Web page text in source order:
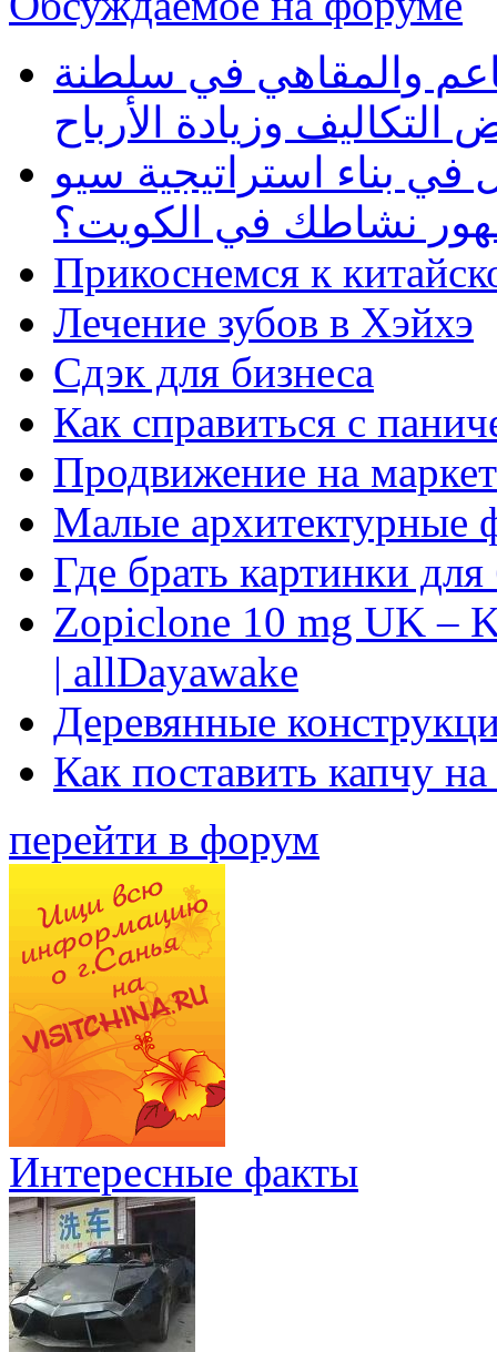
والمقاهي في سلطنة
وزيادة الأرباح
بناء استراتيجية سيو
نشاطك في الكويت؟
Прикоснемся к
Лечение зубов в Хэйхэ
Сдэк для бизнеса
Как справиться с
Продвижение на
Малые архитектурные
Где брать картинки
Zopiclone 10 mg UK –
| allDayawake
Деревянные
Как поставить капчу
перейти в форум
Интересные факты